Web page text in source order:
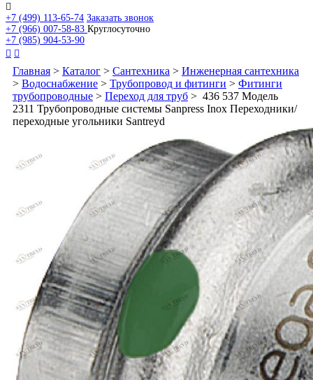

+7 (499) 113-65-74 Заказать звонок
+7 (966) 007-58-83 Круглосуточно
+7 (985) 904-53-90
 
Главная > Каталог > Сантехника > Инженерная сантехника
> Водоснабжение > Трубопровод и фитинги > Фитинги
трубопроводные > Переход для труб > 436 537 Модель
2311 Трубопроводные системы Sanpress Inox Переходники/​
переходные угольники Santreyd